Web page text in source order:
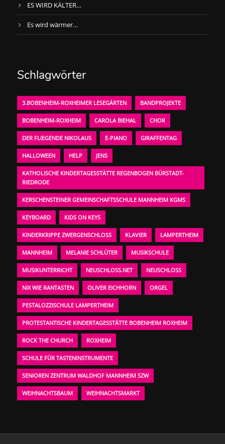
ES WIRD KÄLTER…
Es wird wärmer…
Schlagwörter
3.BOBENHEIM-ROXHEIMER LESEGÄRTEN BANDPROJEKTE
BOBENHEIM-ROXHEIM CAROLA BIEHAL CHOR
DER FLIEGENDE NIKOLAUS E-PIANO GIRAFFENTAG
HALLOWEEN HELP JENS
KATHOLISCHE KINDERTAGESSTÄTTE REGENBOGEN BÜRSTADT-
RIEDRODE
KERSCHENSTEINER GEMEINSCHAFTSSCHULE MANNHEIM KGMS
KEYBOARD KIDS ON KEYS
KINDERKRIPPE ZWERGENSCHLOSS KLAVIER LAMPERTHEIM
MANNHEIM MELANIE SCHLÜTER MUSIKSCHULE
MUSIKUNTERRICHT NEUSCHLOSS.NET NEUSCHLOSS
NIX WIE RANTASTEN OLIVER EICHHORN ORGEL
PESTALOZZISCHULE LAMPERTHEIM
PROTESTANTISCHE KINDERTAGESSTÄTTE BOBENHEIM ROXHEIM
ROCK THE CHURCH ROXHEIM
SCHULE FÜR TASTENINSTRUMENTE
SENIOREN ZENTRUM WALDHOF MANNHEIM SZW
WEIHNACHTSBAUM WEIHNACHTSMARKT